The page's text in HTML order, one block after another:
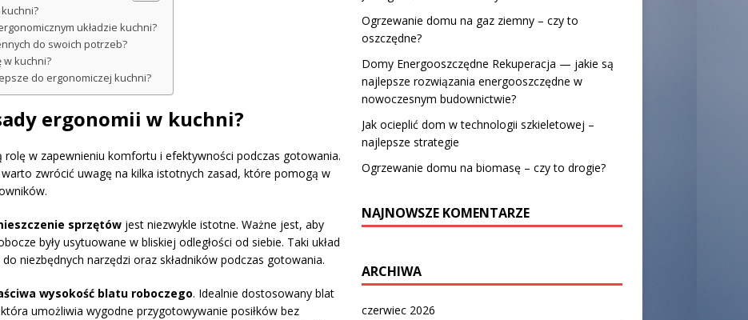
układzie kuchni?
do swoich potrzeb?
w kuchni?
do ergonomiczej kuchni?
ergonomii w kuchni?
rolę w zapewnieniu komfortu i efektywności podczas gotowania.
zwrócić uwagę na kilka istotnych zasad, które pomogą w
sprzętów jest niezwykle istotne. Ważne jest, aby
były usytuowane w bliskiej odległości od siebie. Taki układ
niezbędnych narzędzi oraz składników podczas gotowania.
wysokość blatu roboczego. Idealnie dostosowany blat
umożliwia wygodne przygotowywanie posiłków bez
Ogrzewanie domu na gaz ziemny – czy to
oszczędne?
Domy Energooszczędne Rekuperacja — jakie są
najlepsze rozwiązania energooszczędne w
nowoczesnym budownictwie?
Jak ocieplić dom w technologii szkieletowej –
najlepsze strategie
Ogrzewanie domu na biomasę – czy to drogie?
NAJNOWSZE KOMENTARZE
ARCHIWA
czerwiec 2026